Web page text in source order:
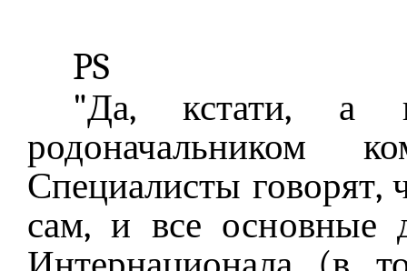
PS
"Да, кстати, а
родоначальником
Специалисты говорят,
сам, и все основные